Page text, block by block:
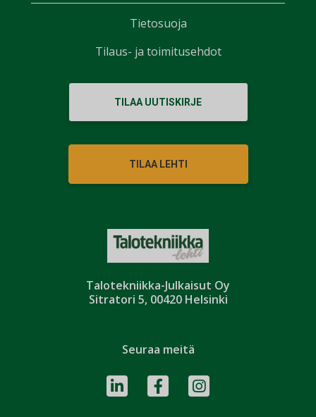
Talotekniikka-Julkaisut Oy
Sitratori 5, 00420 Helsinki
TILAA UUTISKIRJE
TILAA LEHTI
Seuraa meitä
Tietosuoja
Tilaus- ja toimitusehdot